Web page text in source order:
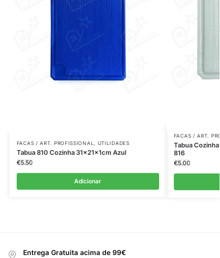
FACAS / ART. PROFISSIONAL , UTILIDADES
Tabua 810 Cozinha 31x21x1cm Azul
€5.50
Adicionar
FACAS / ART.
Tabua
816
€5.00
Entrega Gratuita acima de 99€